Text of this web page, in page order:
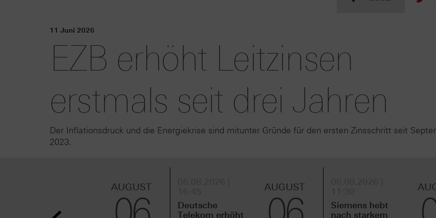
11 Juni 2026
EZB erhöht Leitzinsen
erstmals seit drei Jahren
Der Inflationsdruck und die Energiekrise sind mitunter Gründe für den ersten Zinsschritt seit
2023.
AUGUST
Deutsche
Telekom erhöht
AUGUST
Siemens hebt
nach starkem